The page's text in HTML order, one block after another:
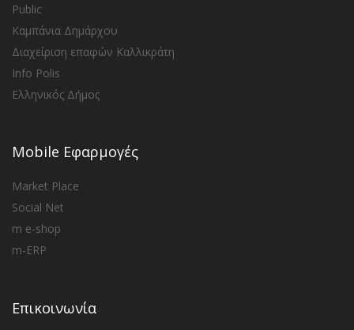
Public
Καμπάνια Δημάρχου
Διαχείριση επαφών Καλλικράτη
Info Polis
Ελληνικός Δήμος
Mobile Εφαρμογές
Market Place
Social Net
m e-shop
m-ERP
Επικοινωνία